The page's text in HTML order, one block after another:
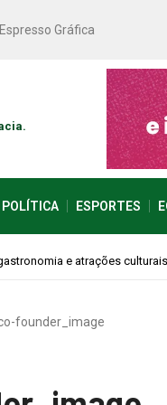
Espresso Gráfica
POLÍTICA ESPORTES
e atrações
founder_image